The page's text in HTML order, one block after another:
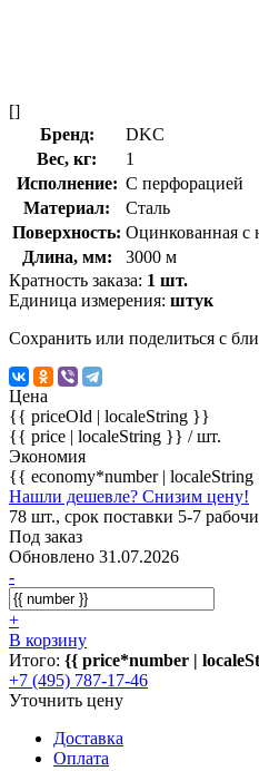
[]
Бренд:
DKC
Вес, кг:
1
Исполнение: С перфорацией
Материал:
Сталь
Поверхность: Оцинкованная с
Длина, мм:
3000 м
Кратность заказа: 1 шт.
Единица измерения: штук
Сохранить или поделиться с
Цена
{{ priceOld | localeString }}
{{ price | localeString }} / шт.
Экономия
{{ economy*number |
Нашли дешевле? Снизим цену!
78 шт., срок поставки 5-7
Под заказ
Обновлено 31.07.2026
-
+
В корзину
Итого: {{ price*number |
+7 (495) 787-17-46
Уточнить цену
Доставка
Оплата